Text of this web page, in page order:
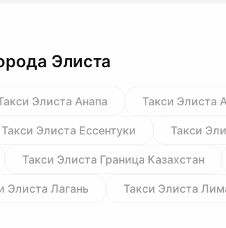
Элиста
Элиста Анапа Такси Элиста
Такси Элиста Ессентуки Такси
Такси Элиста Граница Казахстан
Элиста Лагань Такси Элиста